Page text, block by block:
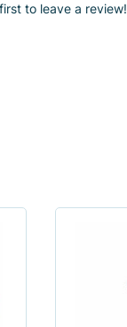
to leave a review!